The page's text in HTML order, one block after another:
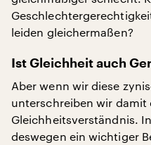
leiden gleichermaßen?
Ist Gleichheit auch
Aber wenn wir diese
unterschreiben wir damit
Gleichheitsverständnis.
deswegen ein wichtiger